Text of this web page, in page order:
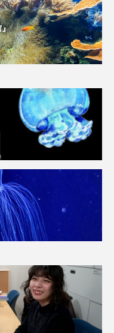
ヤゴ
トシマドジョウ
ヤミヨキセワタ
ユカタハタ
ゲ ヨコエビ
ラムサール条約
ワカメ
両生類
伝統料理
パラダイス
』